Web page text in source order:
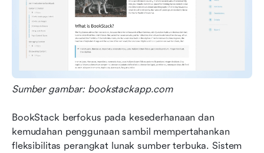
Sumber gambar: bookstackapp.com
BookStack berfokus pada kesederhanaan dan
kemudahan penggunaan sambil mempertahankan
fleksibilitas perangkat lunak sumber terbuka. Sistem